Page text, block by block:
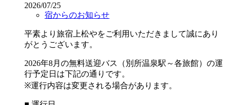
2026/07/25
宿からのお知らせ
平素より旅宿上松やをご利用いただきまして誠にあり
がとうございます。
2026年8月の無料送迎バス（別所温泉駅～各旅館）の運
行予定日は下記の通りです。
※運行内容は変更される場合があります。